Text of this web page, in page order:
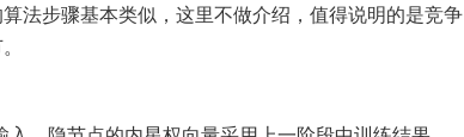
法步骤基本类似，这里不做介绍，值得说明的是竞争